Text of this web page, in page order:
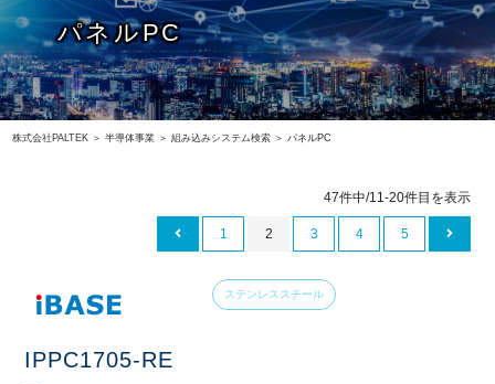
株式会社PALTEK ＞半導体事業 ＞組み込みシステム検索 ＞ パネルPC
パネルPC
47件中/11-20件目を表示
1 2 3 4 5
ステンレススチール
IPPC1705-RE